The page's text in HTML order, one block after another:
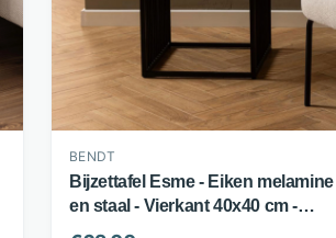
BENDT
Bijzettafel Esme - Eiken melamine
en staal - Vierkant 40x40 cm -
Naturel - Bendt